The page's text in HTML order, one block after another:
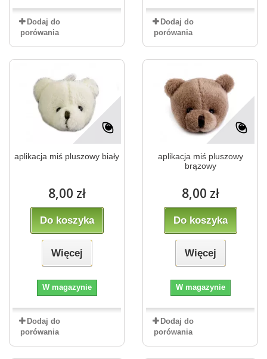
Dodaj do
porówania
Dodaj do
porówania
aplikacja miś pluszowy biały
8,00 zł
Do koszyka
Więcej
W magazynie
Dodaj do
porówania
aplikacja miś pluszowy
brązowy
8,00 zł
Do koszyka
Więcej
W magazynie
Dodaj do
porówania